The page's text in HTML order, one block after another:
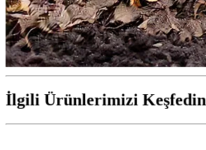
İlgili Ürünlerimizi Keşfedin